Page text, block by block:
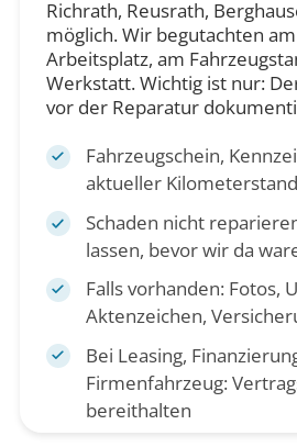
Richrath, Reusrath,
möglich. Wir begutachten
Arbeitsplatz, am
Werkstatt. Wichtig ist nur:
vor der Reparatur
Fahrzeugschein,
aktueller Kilometerstand
Schaden nicht
lassen, bevor wir da
Falls vorhanden: Fotos,
Aktenzeichen,
Bei Leasing,
Firmenfahrzeug:
bereithalten